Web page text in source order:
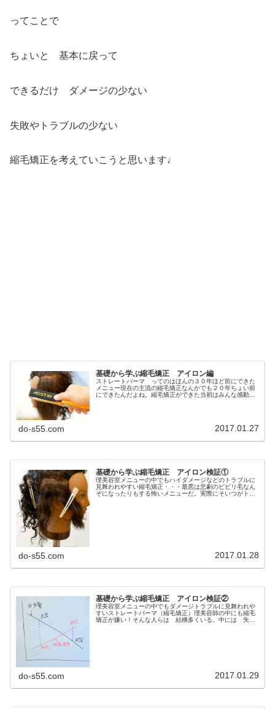
ってことで
ちょいと 基本に戻って
できるだけ ダメージの少ない
失敗やトラブルの少ない
縮毛矯正を考えていこうと思います♩
基礎から学ぶ縮毛矯正 アイロン編
ストレートパーマ ってのはほんの３０年ほど前にできた
メニュー現在の主流の縮毛矯正なんかでも２０年ちょい前
にできたんだよね。縮毛矯正ができた当初はみんな感動も
do-s55.com 2017.01.27
基礎から学ぶ縮毛矯正 アイロン検証①
理美容室メニューの中でもハイダメージなどのトラブルに
見舞われやすい縮毛矯正・・・最悪は悲劇のビビリ毛なん
ぞになったりもする怖いメニューだ。実際にそいつがトラ
do-s55.com 2017.01.28
基礎から学ぶ縮毛矯正 アイロン検証②
理美容室メニューの中でもダメージトラブルに見舞われや
すいストレートパーマ（縮毛矯正）理美容師の中にも縮毛
矯正が嫌い！そんな人らは 結構多くいる。中には 失敗
do-s55.com 2017.01.29